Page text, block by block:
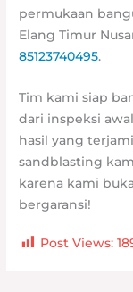
permukaan
Elang Timur
85123740495.
Tim kami siap
dari inspeksi
hasil yang
sandblasting
karena kami
bergaransi!
Post Views: